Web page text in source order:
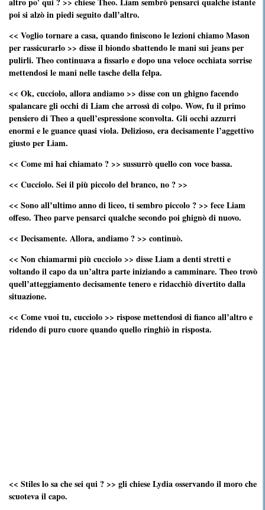
poi si alzò in piedi seguito dall’altro.
<< Voglio tornare a casa, quando finiscono le lezioni chiamo Mason
per rassicurarlo >> disse il biondo sbattendo le mani sui jeans per
pulirli. Theo continuava a fissarlo e dopo una veloce occhiata sorrise
mettendosi le mani nelle tasche della felpa.
<< Ok, cucciolo, allora andiamo >> disse con un ghigno facendo
spalancare gli occhi di Liam che arrossì di colpo. Wow, fu il primo
pensiero di Theo a quell’espressione sconvolta. Gli occhi azzurri
enormi e le guance quasi viola. Delizioso, era decisamente l’aggettivo
giusto per Liam.
<< Come mi hai chiamato ? >> sussurrò quello con voce bassa.
<< Cucciolo. Sei il più piccolo del branco, no ? >>
<< Sono all’ultimo anno di liceo, ti sembro piccolo ? >> fece Liam
offeso. Theo parve pensarci qualche secondo poi ghignò di nuovo.
<< Decisamente. Allora, andiamo ? >> continuò.
<< Non chiamarmi più cucciolo >> disse Liam a denti stretti e
voltando il capo da un’altra parte iniziando a camminare. Theo trovò
quell’atteggiamento decisamente tenero e ridacchiò divertito dalla
situazione.
<< Come vuoi tu, cucciolo >> rispose mettendosi di fianco all’altro e
ridendo di puro cuore quando quello ringhiò in risposta.
<< Stiles lo sa che sei qui ? >> gli chiese Lydia osservando il moro che
scuoteva il capo.